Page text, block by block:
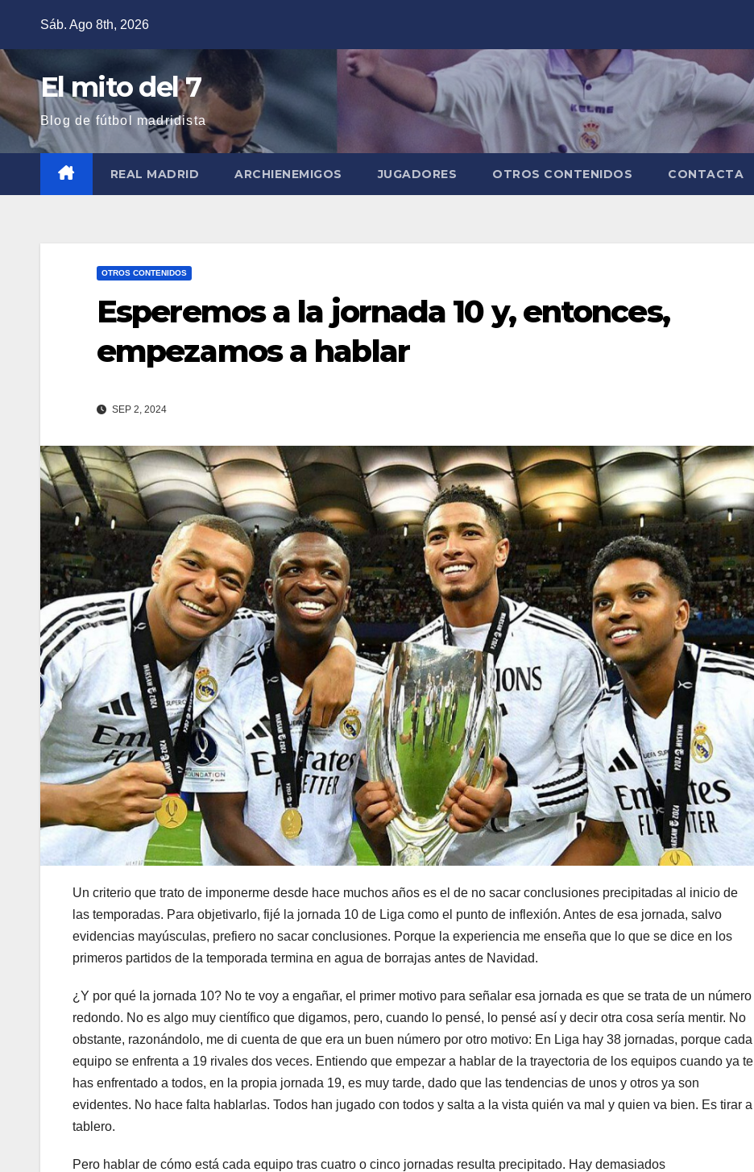
contenido
Sáb. Ago 8th, 2026
El mito del 7
Blog de fútbol madridista
REAL MADRID ARCHIENEMIGOS JUGADORES OTROS CONTENIDOS CONTACTA
OTROS CONTENIDOS
Esperemos a la jornada 10 y, entonces,
empezamos a hablar
SEP 2, 2024
Un criterio que trato de imponerme desde hace muchos años es el de no sacar conclusiones precipitadas al inicio de
las temporadas. Para objetivarlo, fijé la jornada 10 de Liga como el punto de inflexión. Antes de esa jornada, salvo
evidencias mayúsculas, prefiero no sacar conclusiones. Porque la experiencia me enseña que lo que se dice en los
primeros partidos de la temporada termina en agua de borrajas antes de Navidad.
¿Y por qué la jornada 10? No te voy a engañar, el primer motivo para señalar esa jornada es que se trata de un número
redondo. No es algo muy científico que digamos, pero, cuando lo pensé, lo pensé así y decir otra cosa sería mentir. No
obstante, razonándolo, me di cuenta de que era un buen número por otro motivo: En Liga hay 38 jornadas, porque cada
equipo se enfrenta a 19 rivales dos veces. Entiendo que empezar a hablar de la trayectoria de los equipos cuando ya te
has enfrentado a todos, en la propia jornada 19, es muy tarde, dado que las tendencias de unos y otros ya son
evidentes. No hace falta hablarlas. Todos han jugado con todos y salta a la vista quién va mal y quien va bien. Es tirar a
tablero.
Pero hablar de cómo está cada equipo tras cuatro o cinco jornadas resulta precipitado. Hay demasiados